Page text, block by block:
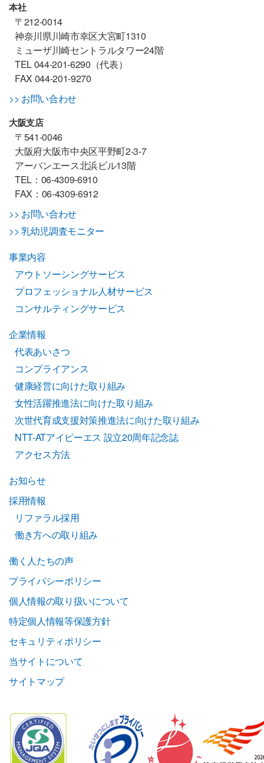
本社
〒212-0014
神奈川県川崎市幸区大宮町1310
ミューザ川崎セントラルタワー24階
TEL 044-201-6290（代表）
FAX 044-201-9270
>> お問い合わせ
大阪支店
〒541-0046
大阪府大阪市中央区平野町2-3-7
アーバンエース北浜ビル13階
TEL：06-4309-6910
FAX：06-4309-6912
>> お問い合わせ
>> 乳幼児調査モニター
事業内容
アウトソーシングサービス
プロフェッショナル人材サービス
コンサルティングサービス
企業情報
代表あいさつ
コンプライアンス
健康経営に向けた取り組み
女性活躍推進法に向けた取り組み
次世代育成支援対策推進法に向けた取り組み
NTT-ATアイピーエス 設立20周年記念誌
アクセス方法
お知らせ
採用情報
リファラル採用
働き方への取り組み
働く人たちの声
プライバシーポリシー
個人情報の取り扱いについて
特定個人情報等保護方針
セキュリティポリシー
当サイトについて
サイトマップ